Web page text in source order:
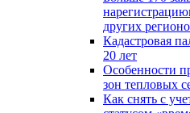
других
Кадастровая
20 лет
Особенности
зон тепловых
Как снять с